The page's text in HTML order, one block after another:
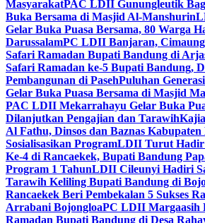
MasyarakatPAC LDII Gunungleutik
Buka Bersama di Masjid Al-Manshurin
Gelar Buka Puasa Bersama, 80 Warga
DarussalamPC LDII Banjaran,
Safari Ramadan Bupati Bandung di
Safari Ramadan ke-5 Bupati Bandung,
Pembangunan di PasehPuluhan
Gelar Buka Puasa Bersama di Masjid
PAC LDII Mekarrahayu Gelar Buka
Dilanjutkan Pengajian dan Tarawih
Al Fathu, Dinsos dan Baznas
Sosialisasikan ProgramLDII Turut Hadir
Ke-4 di Rancaekek, Bupati Bandung
Program 1 TahunLDII Cileunyi Hadiri
Tarawih Keliling Bupati Bandung di
Rancaekek Beri Pembekalan 5 Sukses
Arrabani BojongloaPC LDII Margaasih
Ramadan Bupati Bandung di Desa